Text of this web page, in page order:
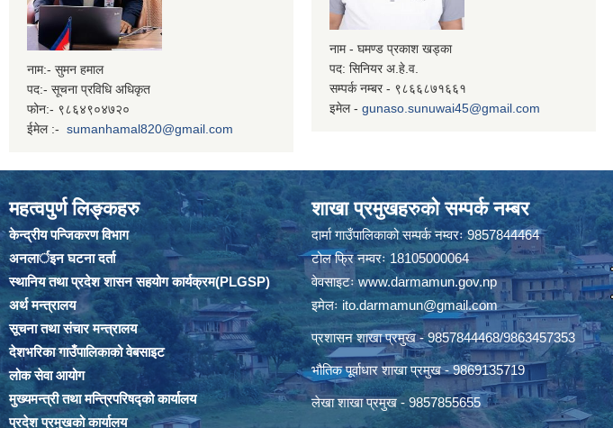
नाम:- सुमन हमाल
पद:- सूचना प्रविधि अधिकृत
फोन:- ९८६४९०४७२०
ईमेल :- sumanhamal820@gmail.com
नाम - घमण्ड प्रकाश खड्का
पद: सिनियर अ.हे.व.
सम्पर्क नम्बर - ९८६६८७१६६१
इमेल - gunaso.sunuwai45@gmail.com
महत्वपुर्ण लिङ्कहरु
केन्द्रीय पन्जिकरण विभाग
अनलार्इन घटना दर्ता
स्थानिय तथा प्रदेश शासन सहयोग कार्यक्रम(PLGSP)
अर्थ मन्त्रालय
सूचना तथा संचार मन्त्रालय
देशभरिका गाउँपालिकाको वेबसाइट
लोक सेवा आयोग
मुख्यमन्त्री तथा मन्त्रिपरिषद्को कार्यालय
प्रदेश प्रमुखको कार्यालय
शाखा प्रमुखहरुको सम्पर्क नम्बर
दार्मा गाउँपालिकाको सम्पर्क नम्वरः 9857844464
टोल फ्रि नम्वरः 18105000064
वेवसाइटःwww.darmamun.gov.np
इमेलः ito.darmamun@gmail.com
प्रशासन शाखा प्रमुख - 9857844468/9863457353
भौतिक पूर्वाधार शाखा प्रमुख - 9869135719
लेखा शाखा प्रमुख - 9857855655